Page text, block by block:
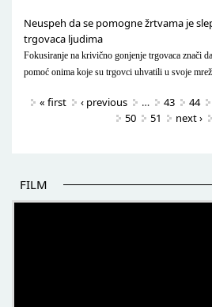
Neuspeh da se pomogne žrtvama je
trgovaca ljudima
Fokusiranje na krivično gonjenje trgovaca znači
pomoć onima koje su trgovci uhvatili u svoje
Pages
« first ‹ previous … 43 44
50
51 next ›
FILM